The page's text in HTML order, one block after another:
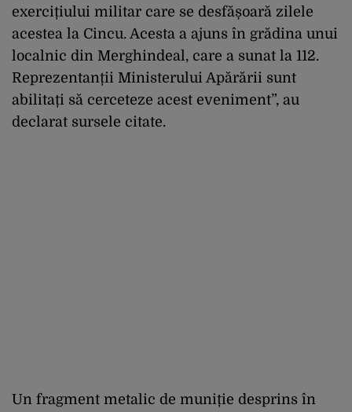
exercițiului militar care se desfășoară zilele
acestea la Cincu. Acesta a ajuns în grădina unui
localnic din Merghindeal, care a sunat la 112.
Reprezentanții Ministerului Apărării sunt
abilitați să cerceteze acest eveniment”, au
declarat sursele citate.
Un fragment metalic de muniție desprins în